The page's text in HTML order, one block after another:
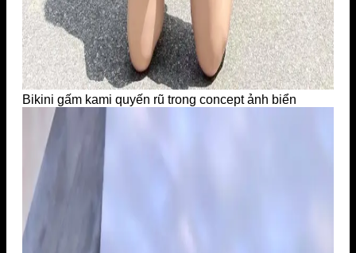
Bikini gấm kami quyến rũ trong concept ảnh biển